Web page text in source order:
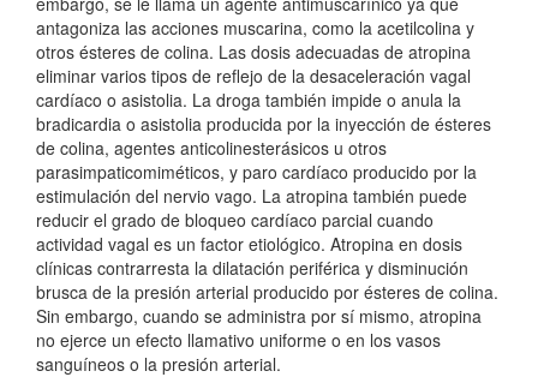
antagoniza las acciones muscarina, como la acetilcolina y
otros ésteres de colina. Las dosis adecuadas de atropina
eliminar varios tipos de reflejo de la desaceleración vagal
cardíaco o asistolia. La droga también impide o anula la
bradicardia o asistolia producida por la inyección de ésteres
de colina, agentes anticolinesterásicos u otros
parasimpaticomiméticos, y paro cardíaco producido por la
estimulación del nervio vago. La atropina también puede
reducir el grado de bloqueo cardíaco parcial cuando
actividad vagal es un factor etiológico. Atropina en dosis
clínicas contrarresta la dilatación periférica y disminución
brusca de la presión arterial producido por ésteres de colina.
Sin embargo, cuando se administra por sí mismo, atropina
no ejerce un efecto llamativo uniforme o en los vasos
sanguíneos o la presión arterial.